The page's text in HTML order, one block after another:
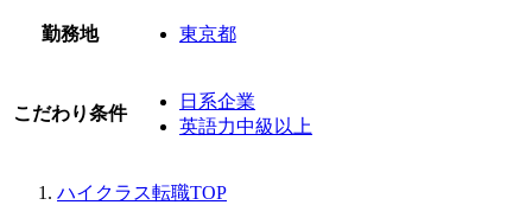
勤務地 東京都
こだわり条件
日系企業
英語力中級以上
ハイクラス転職TOP